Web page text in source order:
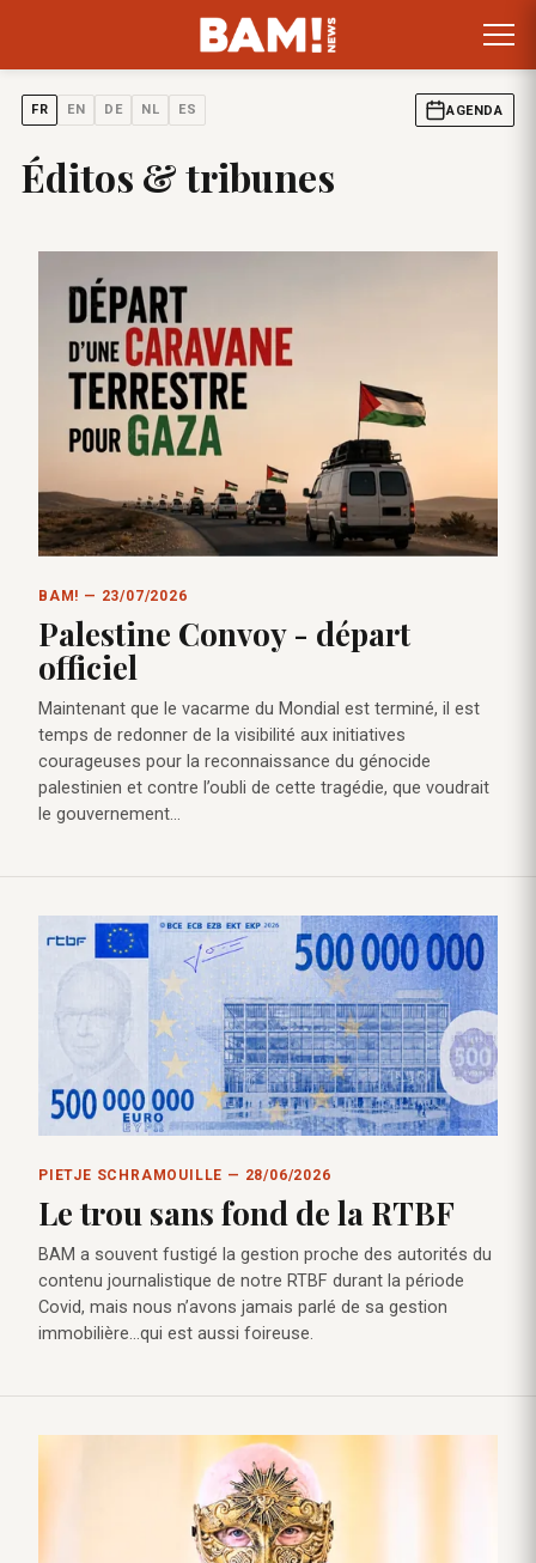
FR EN DE NL ES AGENDA
Éditos & tribunes
BAM! — 23/07/2026
Palestine Convoy - départ
officiel
Maintenant que le vacarme du Mondial est terminé, il est
temps de redonner de la visibilité aux initiatives
courageuses pour la reconnaissance du génocide
palestinien et contre l’oubli de cette tragédie, que voudrait
le gouvernement…
PIETJE SCHRAMOUILLE — 28/06/2026
Le trou sans fond de la RTBF
BAM a souvent fustigé la gestion proche des autorités du
contenu journalistique de notre RTBF durant la période
Covid, mais nous n’avons jamais parlé de sa gestion
immobilière…qui est aussi foireuse.